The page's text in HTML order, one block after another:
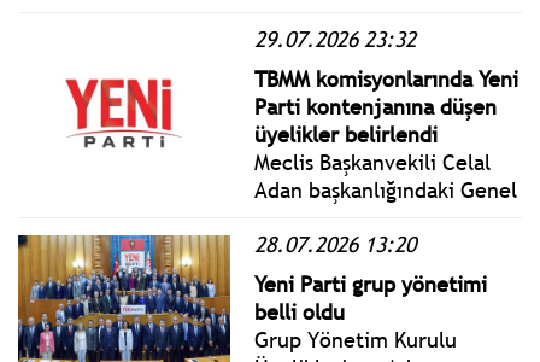
İstanbul, İzmir, Kırklareli,
Kocaeli, Manisa, Tekirdağ
ve Yalova için sarı kodlu
uyarı verildi. Rüzgarın hızı
saatte 70 km'ye varacak.
29.07.2026 23:32
TBMM komisyonlarında Yeni
Parti kontenjanına düşen
üyelikler belirlendi
Meclis Başkanvekili Celal
Adan başkanlığındaki Genel
listeleri oylanarak kabul
edildi.
28.07.2026 13:20
Yeni Parti grup yönetimi
belli oldu
Grup Yönetim Kurulu